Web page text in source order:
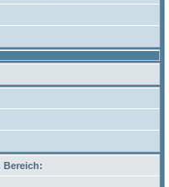
Bereich: